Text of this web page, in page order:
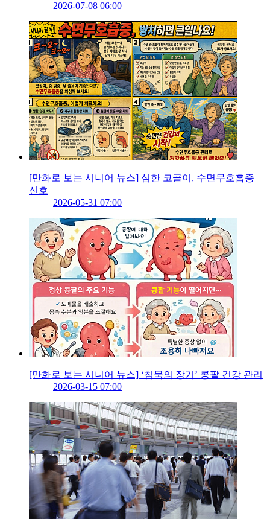
2026-07-08 06:00
[만화로 보는 시니어 뉴스] 심한 코골이, 수면무호흡증
신호
2026-05-31 07:00
[만화로 보는 시니어 뉴스] ‘침묵의 장기’ 콩팥 건강 관리
2026-03-15 07:00